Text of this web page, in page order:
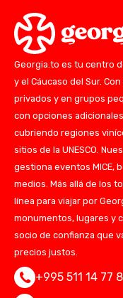
Georgia.to es tu centro
y el Cáucaso del Sur.
privados y en grupos
con opciones
cubriendo regiones
sitios de la UNESCO.
gestiona eventos MICE,
medios. Más allá de los
línea para viajar por
monumentos, lugares y
socio de confianza que
precios justos.
+995 511 14 77